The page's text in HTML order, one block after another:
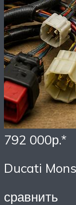
792 000р.*
Ducati
сравнить